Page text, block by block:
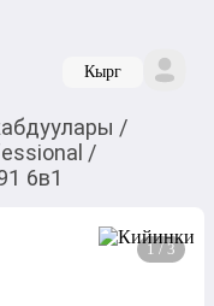
Кырг
/
/
6в1
1 / 3